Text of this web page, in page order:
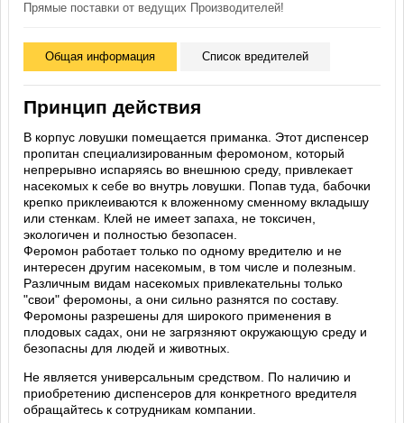
Прямые поставки от ведущих Производителей!
Общая информация Список вредителей
Принцип действия
В корпус ловушки помещается приманка. Этот диспенсер
пропитан специализированным феромоном, который
непрерывно испаряясь во внешнюю среду, привлекает
насекомых к себе во внутрь ловушки. Попав туда, бабочки
крепко приклеиваются к вложенному сменному вкладышу
или стенкам. Клей не имеет запаха, не токсичен,
экологичен и полностью безопасен.
Феромон работает только по одному вредителю и не
интересен другим насекомым, в том числе и полезным.
Различным видам насекомых привлекательны только
"свои" феромоны, а они сильно разнятся по составу.
Феромоны разрешены для широкого применения в
плодовых садах, они не загрязняют окружающую среду и
безопасны для людей и животных.
Не является универсальным средством. По наличию и
приобретению диспенсеров для конкретного вредителя
обращайтесь к сотрудникам компании.